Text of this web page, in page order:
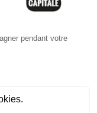
-Politique de